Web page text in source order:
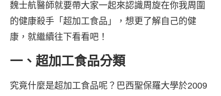
魏士航醫師就要帶大家一起來認識周旋在你我周圍
的健康殺手「超加工食品」，想更了解自己的健
康，就繼續往下看看吧！
一、超加工食品分類
究竟什麼是超加工食品呢？巴西聖保羅大學於2009